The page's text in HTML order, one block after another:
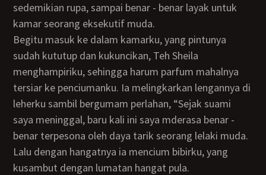
sedemikian rupa, sampai benar - benar layak untuk
kamar seorang eksekutif muda.
Begitu masuk ke dalam kamarku, yang pintunya
sudah kututup dan kukuncikan, Teh Sheila
menghampiriku, sehingga harum parfum mahalnya
tersiar ke penciumanku. Ia melingkarkan lengannya di
leherku sambil bergumam perlahan, “Sejak suami
saya meninggal, baru kali ini saya mderasa benar -
benar terpesona oleh daya tarik seorang lelaki muda.
Lalu dengan hangatnya ia mencium bibirku, yang
kusambut dengan lumatan hangat pula.